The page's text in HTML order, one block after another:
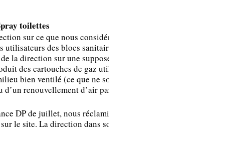
toilettes
sur ce que nous considérons
des blocs sanitaires.
la direction sur une supposée
des cartouches de gaz utilisé
bien ventilé (ce que ne sont pas
renouvellement d’air par
DP de juillet, nous réclamions la
le site. La direction dans son CR a